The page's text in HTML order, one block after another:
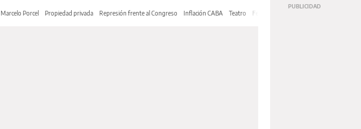
Marcelo Porcel Propiedad privada Represión frente al Congreso Inflación CABA Teatro Feria de Editores